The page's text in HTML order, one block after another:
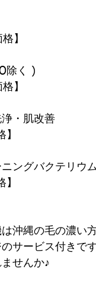
ＩＯ込み）
】
毛、VIO除く )
】
浄・肌改善
ニングバクテリ
沖縄の毛の濃い
サービス付きで
せんか♪